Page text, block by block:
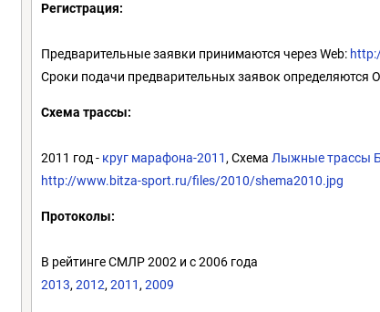
Регистрация:
Предварительные заявки принимаются через Web:
Сроки подачи предварительных заявок определяются
Схема трассы:
2011 год - круг марафона-2011 , Схема Лыжные трассы
http://www.bitza-sport.ru/files/2010/shema2010.jpg
Протоколы:
В рейтинге СМЛР 2002 и c 2006 года
2013, 2012, 2011 , 2009